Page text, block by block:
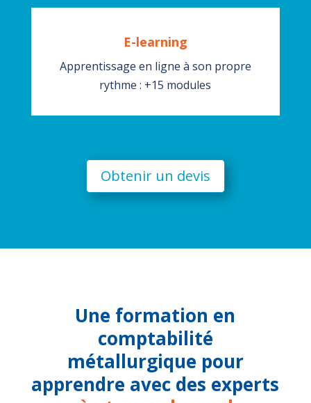
E-learning
Apprentissage en ligne à son propre
rythme : +15 modules
Obtenir un devis
Une formation en
comptabilité
métallurgique pour
apprendre avec des experts